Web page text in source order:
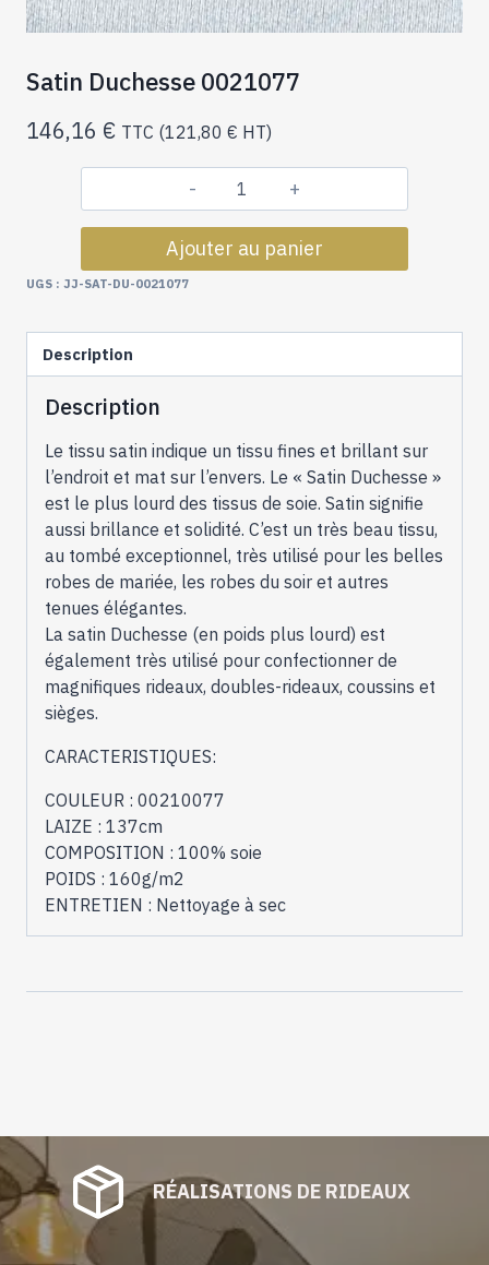
Satin Duchesse 0021077
146,16 € TTC (121,80 € HT)
quantité
de
Satin
Ajouter au panier
UGS : JJ-SAT-DU-0021077
Description
Description
Le tissu satin indique un tissu fines et brillant sur
l’endroit et mat sur l’envers. Le « Satin Duchesse »
est le plus lourd des tissus de soie. Satin signifie
aussi brillance et solidité. C’est un très beau tissu,
au tombé exceptionnel, très utilisé pour les belles
robes de mariée, les robes du soir et autres
tenues élégantes.
La satin Duchesse (en poids plus lourd) est
également très utilisé pour confectionner de
magnifiques rideaux, doubles-rideaux, coussins et
sièges.
CARACTERISTIQUES:
COULEUR : 00210077
LAIZE : 137cm
COMPOSITION : 100% soie
POIDS : 160g/m2
ENTRETIEN : Nettoyage à sec
RÉALISATIONS DE RIDEAUX